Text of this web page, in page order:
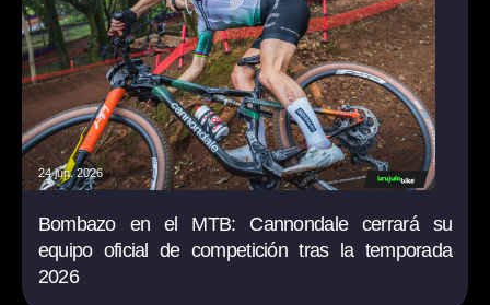
24 jun. 2026
Bombazo en el MTB: Cannondale cerrará su
equipo oficial de competición tras la temporada
2026